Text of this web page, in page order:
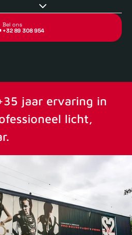
Bel ons
+32 89 308 954
jaar ervaring in
licht,